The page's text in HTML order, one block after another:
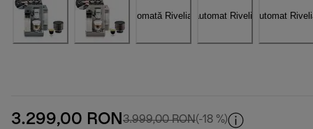
3.299,00 RON 3.999,00 RONpreț inițial 3.999,00
(-18 %)